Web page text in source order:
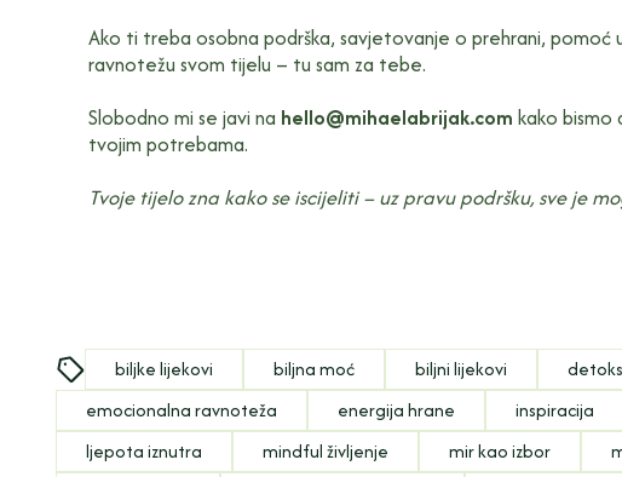
Ako ti treba osobna podrška, savjetovanje o prehrani, pomoć
ravnotežu svom tijelu – tu sam za tebe.
Slobodno mi se javi na hello@mihaelabrijak.com kako bismo
tvojim potrebama.
Tvoje tijelo zna kako se iscijeliti – uz pravu podršku, sve je
biljke lijekovi biljna moć biljni lijekovi detoks
emocionalna ravnoteža
energija hrane inspiracija
ljepota iznutra
mindful življenje mir kao izbor